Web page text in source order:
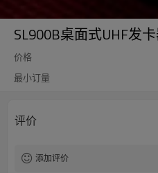
SL900B桌面式UHF发
价格
最小订量
评价
添加评价